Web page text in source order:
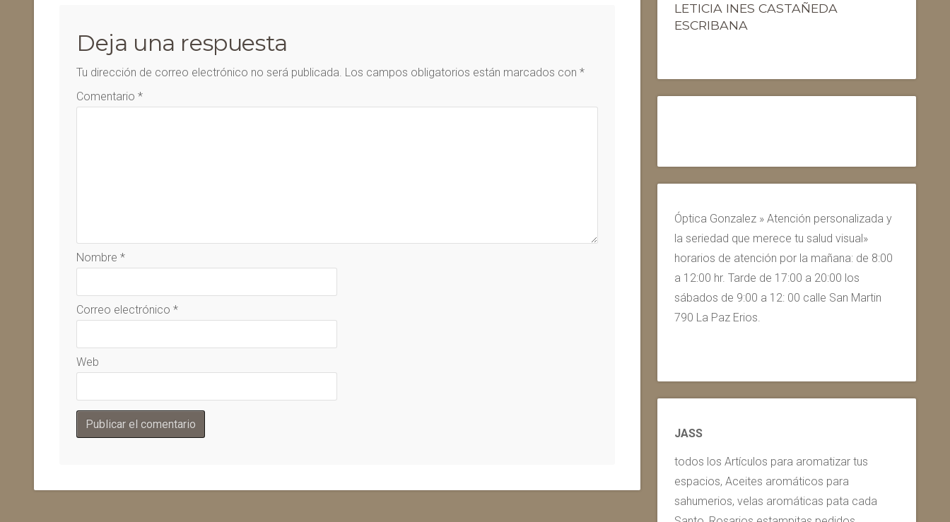
Deja una respuesta
Tu dirección de correo electrónico no será publicada. Los campos obligatorios están marcados con *
Comentario *
Nombre *
Correo electrónico *
Web
LETICIA INES CASTAÑEDA
ESCRIBANA
Óptica Gonzalez » Atención personalizada y
la seriedad que merece tu salud visual»
horarios de atención por la mañana: de 8:00
a 12:00 hr. Tarde de 17:00 a 20:00 los
sábados de 9:00 a 12: 00 calle San Martin
790 La Paz Erios.
JASS
todos los Artículos para aromatizar tus
espacios, Aceites aromáticos para
sahumerios, velas aromáticas pata cada